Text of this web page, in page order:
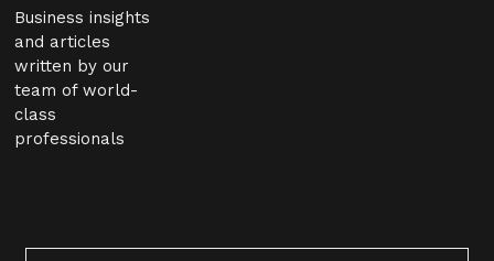
Business insights
and articles
written by our
team of world-
class
professionals